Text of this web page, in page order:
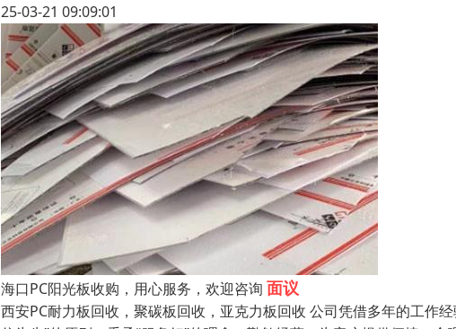
25-03-21 09:09:01
海口PC阳光板收购，用心服务，欢迎咨询 面议
西安PC耐力板回收，聚碳板回收，亚克力板回收 公司凭借多年的工作